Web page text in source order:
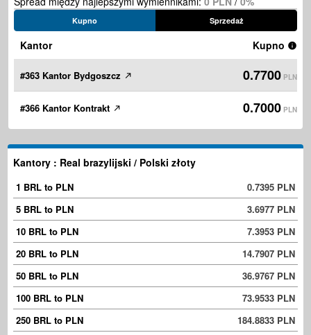
Kupno Sprzedaż
Kantor Kupno
#363 Kantor Bydgoszcz 0.7700 PLN
#366 Kantor Kontrakt 0.7000 PLN
Kantory : Real brazylijski / Polski złoty
1 BRL to PLN
0.7395 PLN
5 BRL to PLN
3.6977 PLN
10 BRL to PLN
7.3953 PLN
20 BRL to PLN
14.7907 PLN
50 BRL to PLN
36.9767 PLN
100 BRL to PLN
73.9533 PLN
250 BRL to PLN
184.8833 PLN